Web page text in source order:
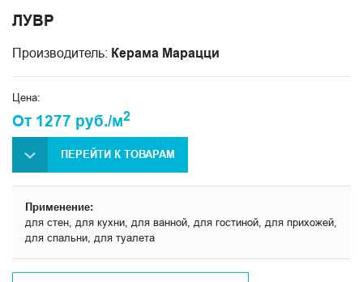
ЛУВР
Производитель: Керама Марацци
Цена:
От 1277 руб./м2
ПЕРЕЙТИ К ТОВАРАМ
Применение:
для стен, для кухни, для ванной, для гостиной, для прихожей,
для спальни, для туалета